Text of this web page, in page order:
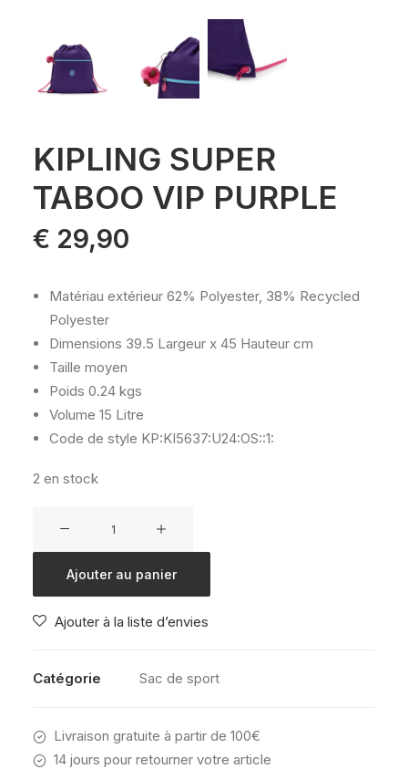
KIPLING SUPER
TABOO VIP PURPLE
€ 29,90
Matériau extérieur 62% Polyester, 38% Recycled
Polyester
Dimensions 39.5 Largeur x 45 Hauteur cm
Taille moyen
Poids 0.24 kgs
Volume 15 Litre
Code de style KP:KI5637:U24:OS::1:
2 en stock
SUPER
VIP
Ajouter au panier
Ajouter à la liste d’envies
Catégorie Sac de sport
Livraison gratuite à partir de 100€
14 jours pour retourner votre article